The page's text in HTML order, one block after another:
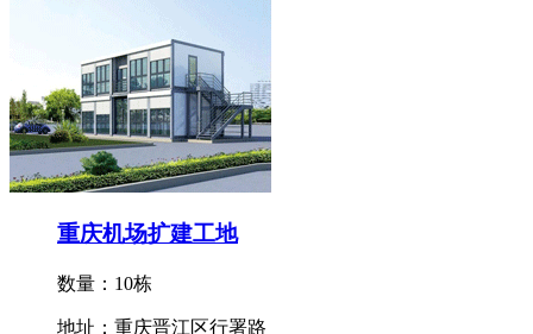
重庆机场扩建工地
数量：10栋
地址：重庆晋江区行署路